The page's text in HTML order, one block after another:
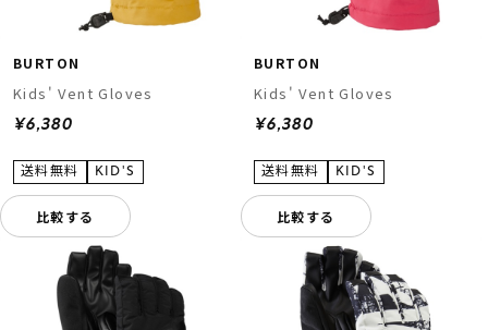
BURTON
Kids' Vent Gloves
¥6,380
比較する
BURTON
Kids' Vent Gloves
¥6,380
比較する